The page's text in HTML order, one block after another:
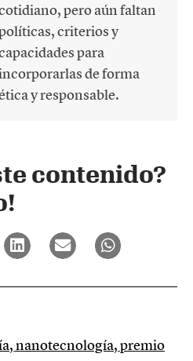
pero aún faltan
criterios y
para
de forma
y responsable.
contenido?
,nanotecnología,premio